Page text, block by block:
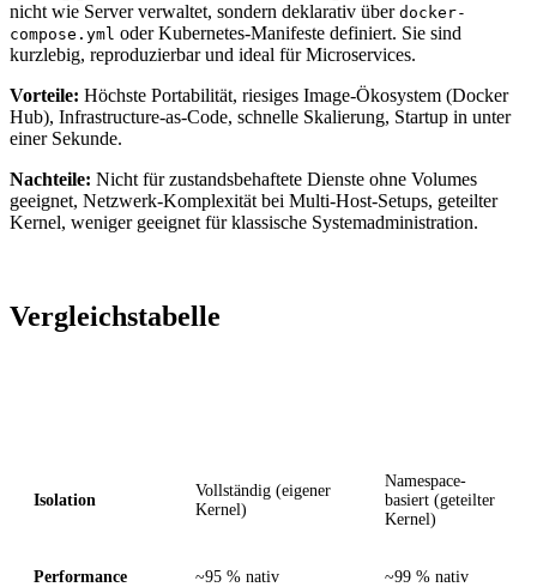
nicht wie Server verwaltet, sondern deklarativ über docker-
compose.yml oder Kubernetes-Manifeste definiert. Sie sind
kurzlebig, reproduzierbar und ideal für Microservices.
Vorteile: Höchste Portabilität, riesiges Image-Ökosystem (Docker
Hub), Infrastructure-as-Code, schnelle Skalierung, Startup in unter
einer Sekunde.
Nachteile: Nicht für zustandsbehaftete Dienste ohne Volumes
geeignet, Netzwerk-Komplexität bei Multi-Host-Setups, geteilter
Kernel, weniger geeignet für klassische Systemadministration.
Vergleichstabelle
Isolation
Vollständig (eigener
Kernel)
Namespace-
basiert (geteilter
Kernel)
Performance ~95 % nativ ~99 % nativ